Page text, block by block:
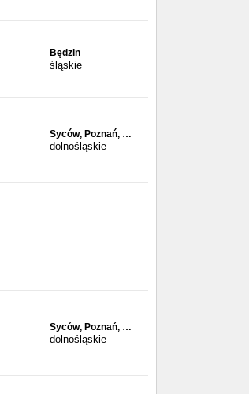
Będzin
śląskie
Syców, Poznań, …
dolnośląskie
Syców, Poznań, …
dolnośląskie